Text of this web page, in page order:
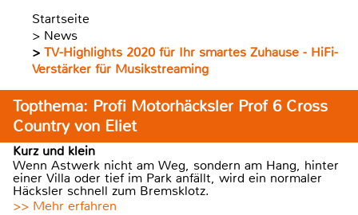
Startseite
> News
> TV-Highlights 2020 für Ihr smartes Zuhause - HiFi-
Verstärker für Musikstreaming
Topthema: Profi Motorhäcksler Prof 6 Cross
Country von Eliet
Kurz und klein
Wenn Astwerk nicht am Weg, sondern am Hang, hinter
einer Villa oder tief im Park anfällt, wird ein normaler
Häcksler schnell zum Bremsklotz.
>> Mehr erfahren